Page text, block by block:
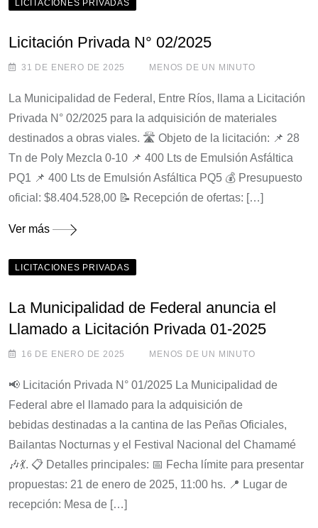
LICITACIONES PRIVADAS
Licitación Privada N° 02/2025
31 DE ENERO DE 2025 MENOS DE UN MINUTO
La Municipalidad de Federal, Entre Ríos, llama a Licitación
Privada N° 02/2025 para la adquisición de materiales
destinados a obras viales. 🛣️ Objeto de la licitación: 📌 28
Tn de Poly Mezcla 0-10 📌 400 Lts de Emulsión Asfáltica
PQ1 📌 400 Lts de Emulsión Asfáltica PQ5 💰 Presupuesto
oficial: $8.404.528,00 📝 Recepción de ofertas: […]
Ver más
LICITACIONES PRIVADAS
La Municipalidad de Federal anuncia el
Llamado a Licitación Privada 01-2025
16 DE ENERO DE 2025 MENOS DE UN MINUTO
📢 Licitación Privada N° 01/2025 La Municipalidad de
Federal abre el llamado para la adquisición de
bebidas destinadas a la cantina de las Peñas Oficiales,
Bailantas Nocturnas y el Festival Nacional del Chamamé
🎶💃. 📋 Detalles principales: 📅 Fecha límite para presentar
propuestas: 21 de enero de 2025, 11:00 hs. 📍 Lugar de
recepción: Mesa de […]